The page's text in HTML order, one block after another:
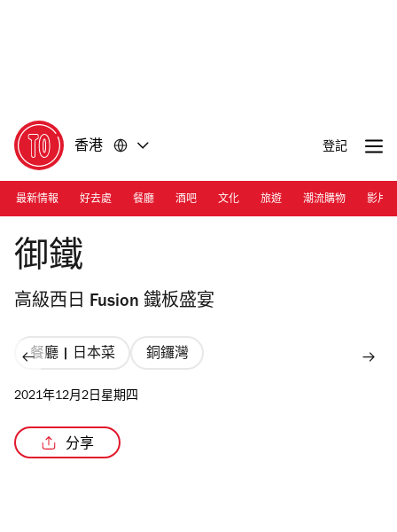
香港 登記
最新情報 好去處 餐廳 酒吧 文化 旅遊 潮流購物 影片
Photograph: Courtesy Otetsu
御鐵
高級西日 Fusion 鐵板盛宴
餐廳 | 日本菜 銅鑼灣
2021年12月2日星期四
分享